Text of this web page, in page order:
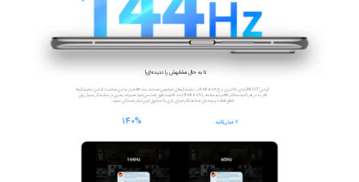
گوشی Mi 10
اتفاق افتاده و چشمان شما هنگام اجرای بازی‌ یا اسکرول کردن دچار خستگی نشود.
140% 7 میلی‌ثانیه
تا به حال مشابهش را ندیده‌ای!